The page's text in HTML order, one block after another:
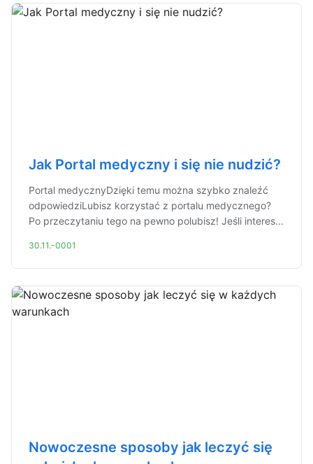
Jak Portal medyczny i się nie nudzić?
Portal medycznyDzięki temu można szybko znaleźć
odpowiedziLubisz korzystać z portalu medycznego?
Po przeczytaniu tego na pewno polubisz! Jeśli interes...
30.11.-0001
Nowoczesne sposoby jak leczyć się